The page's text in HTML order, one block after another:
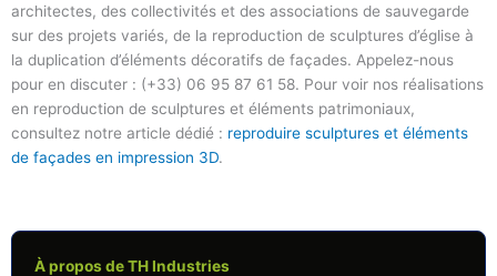
architectes, des collectivités et des associations de sauvegarde
sur des projets variés, de la reproduction de sculptures d’église à
la duplication d’éléments décoratifs de façades. Appelez-nous
pour en discuter : (+33) 06 95 87 61 58. Pour voir nos réalisations
en reproduction de sculptures et éléments patrimoniaux,
consultez notre article dédié : reproduire sculptures et éléments
de façades en impression 3D.
À propos de TH Industries